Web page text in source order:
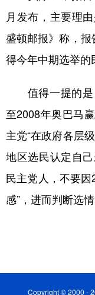
月发布，主要理
盛顿邮报》称，报
得今年中期选举的
值得一提的是
至2008年奥巴马
主党“在政府各层
地区选民认定自
民主党人，不要
感”，进而判断选
Copyright © 2000 -